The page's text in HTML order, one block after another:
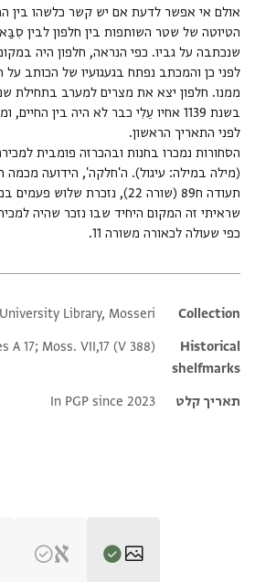
אולם אי אפשר לדעת אם יש קשר כלשהו בין
הטיוטה של שטר השותפות בין חלפון לבין
שנכתבה על גביו. כפי הנראה, חלפון היה
לפני כן והמכתב נפתח בגעגועיו של הכותב
בשנת 1139 אחיו עֵלִי כבר לא היה בין
הסחורות נמכרו בחנות ובהכרזה פומבית
(מילה במילה: עיגול). ה'חלקה', הידועה מכמה
שראיתי זה המקום היחיד שבו נזכר שהיה
כפי שעולה לכאורה משורה 11.
Additional metadata
Collection
Library, Mosseri
Historical
shelfmarks
A 17; Moss. VII,17 (V 388)
תאריך קלט In PGP since 2023